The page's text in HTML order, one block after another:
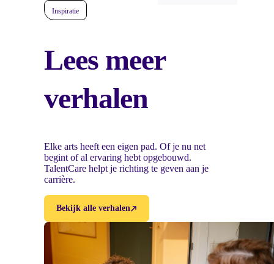
Inspiratie
Lees meer
verhalen
Elke arts heeft een eigen pad. Of je nu net
begint of al ervaring hebt opgebouwd.
TalentCare helpt je richting te geven aan je
carrière.
Bekijk alle verhalen